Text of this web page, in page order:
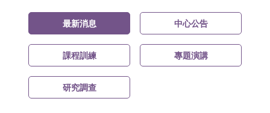
最新消息 中心公告
課程訓練 專題演講
研究調查